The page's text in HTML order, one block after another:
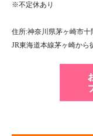
※不定休あり
住所:神奈川県茅ヶ崎市
JR東海道本線茅ヶ崎から